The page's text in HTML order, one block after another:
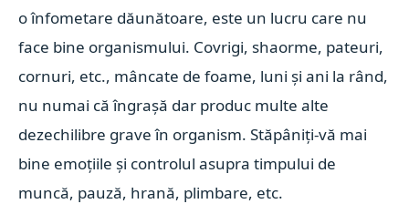
o înfometare dăunătoare, este un lucru care nu
face bine organismului. Covrigi, shaorme, pateuri,
cornuri, etc., mâncate de foame, luni și ani la rând,
nu numai că îngrașă dar produc multe alte
dezechilibre grave în organism. Stăpâniți-vă mai
bine emoțiile și controlul asupra timpului de
muncă, pauză, hrană, plimbare, etc.